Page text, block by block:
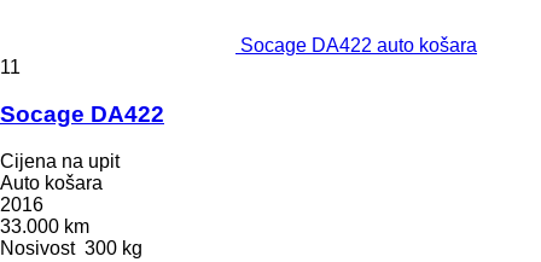
Socage DA422 auto košara
11
Socage DA422
Cijena na upit
Auto košara
2016
33.000 km
Nosivost 300 kg